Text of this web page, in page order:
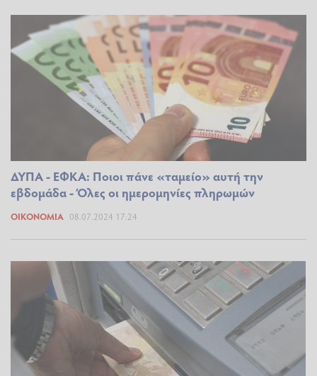
ΔΥΠΑ - ΕΦΚΑ: Ποιοι πάνε «ταμείο» αυτή την
εβδομάδα - Όλες οι ημερομηνίες πληρωμών
ΟΙΚΟΝΟΜΊΑ 08.07.2024 17:24